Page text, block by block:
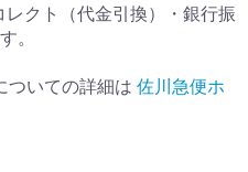
クト（代金引換）・銀行振
。
ついての詳細は 佐川急便ホ